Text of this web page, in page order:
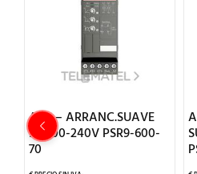
ABB – ARRANC.SUAVE
9A 100-240V PSR9-600-
70